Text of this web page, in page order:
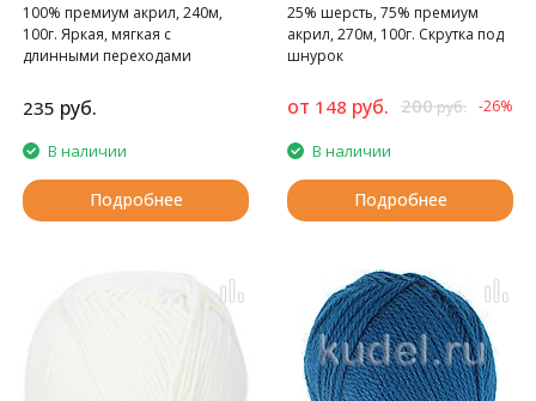
100% премиум акрил, 240м,
100г. Яркая, мягкая с
длинными переходами
235 руб.
В наличии
Подробнее
25% шерсть, 75% премиум
акрил, 270м, 100г. Скрутка под
шнурок
от 148 руб. 200руб. -26%
В наличии
Подробнее